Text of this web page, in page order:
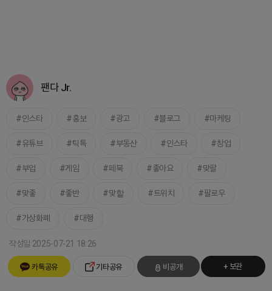
팬다 Jr.
인스타 홍보 광고 블로그 마케팅
유튜브 틱톡 부동산 인스타 창업
부업 게임 페북 좋아요 맞팔
맞좋 좋반 맞핱 트위치 팔로우
가상화폐 대행
작성일 2025-07-21 18:26
카톡공유 기타공유 비공개 + 보관